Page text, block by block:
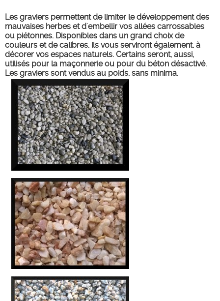
Les graviers permettent de limiter le développement des
mauvaises herbes et d'embellir vos allées carrossables
ou piétonnes. Disponibles dans un grand choix de
couleurs et de calibres, ils vous serviront également, à
décorer vos espaces naturels. Certains seront, aussi,
utilisés pour la maçonnerie ou pour du béton désactivé.
Les graviers sont vendus au poids, sans minima.